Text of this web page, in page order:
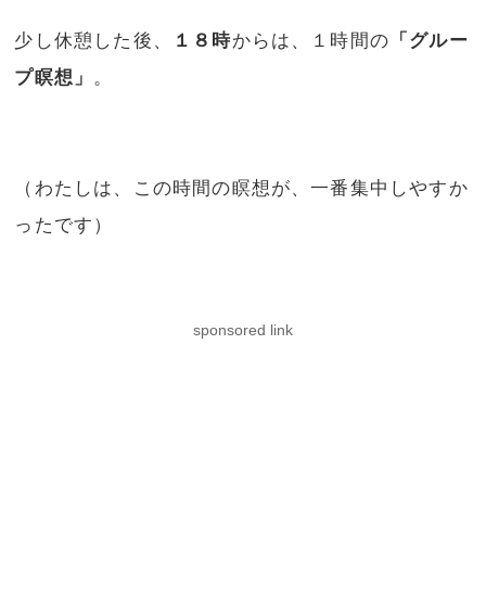
少し休憩した後、 １８時からは、１時間の 「グルー
プ瞑想」 。
（わたしは、この時間の瞑想が、一番集中しやすか
ったです）
sponsored link